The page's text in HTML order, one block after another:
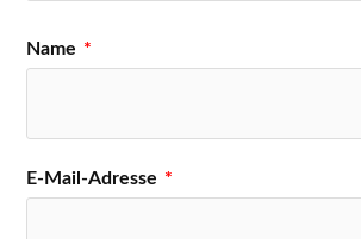
Name *
E-Mail-Adresse *